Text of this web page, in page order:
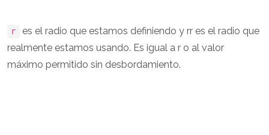
r
es el radio que estamos definiendo y rr es el radio que
realmente estamos usando. Es igual a r o al valor
máximo permitido sin desbordamiento.